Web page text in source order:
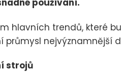
používání.
hlavních trendů, které
průmysl nejvýznamnější
strojů